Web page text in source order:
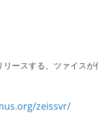
ースする、ツァイス